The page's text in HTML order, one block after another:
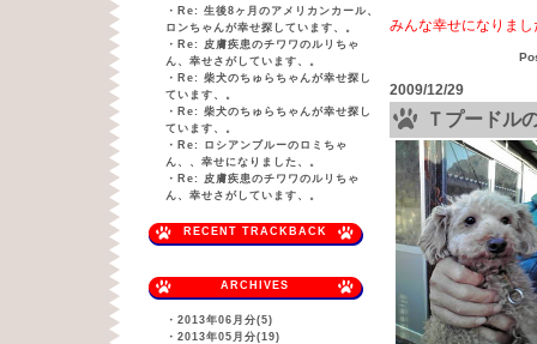
・ Re: 生後8ヶ月のアメリカンカール、
ロンちゃんが幸せ探しています、。
・ Re: 皮膚疾患のチワワのルリちゃ
ん、幸せさがしています、。
・ Re: 柴犬のちゅらちゃんが幸せ探し
ています、。
・ Re: 柴犬のちゅらちゃんが幸せ探し
ています、。
・ Re: ロシアンブルーのロミちゃ
ん、、幸せになりました、。
・ Re: 皮膚疾患のチワワのルリちゃ
ん、幸せさがしています、。
RECENT TRACKBACK
ARCHIVES
・ 2013年06月分(5)
・ 2013年05月分(19)
みんな幸せになりまし
2009/12/29
Ｔプードル